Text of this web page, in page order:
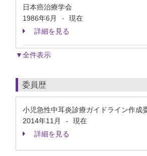
日本癌治療学会
1986年6月
-
現在
詳細を見る
▼全件表示
委員歴
小児急性中耳炎診療ガイドライン作成
2014年11月
-
現在
詳細を見る